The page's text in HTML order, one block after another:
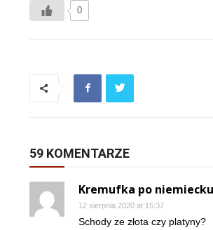
0
59 KOMENTARZE
Kremufka po niemiecku
12 sierpnia 2020 at 15:37
Schody ze złota czy platyny?